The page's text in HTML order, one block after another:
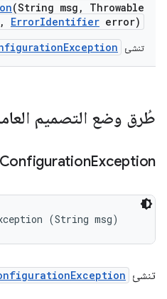
(String msg ,
Throwable
, ErrorIdentifier error)
تنشئ
طُرق وضع التصميم
ConfigurationException
(String msg)
تنشئ